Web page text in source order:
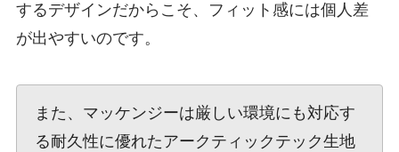
するデザインだからこそ、フィット感には個人差
が出やすいのです。
また、マッケンジーは厳しい環境にも対応す
る耐久性に優れたアークティックテック生地